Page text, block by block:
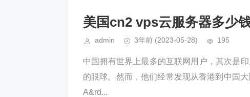
美国cn2 vps云服务器多少
admin 3年前 (2023-05-28) 195
中国拥有世界上最多的互联网用户，其次是
的眼球。然而，他们经常发现从香港到中国
A&rd...